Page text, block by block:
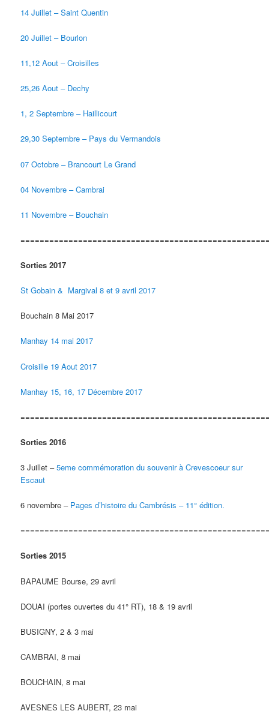
14 Juillet – Saint Quentin
20 Juillet – Bourlon
11,12 Aout – Croisilles
25,26 Aout – Dechy
1, 2 Septembre – Haillicourt
29,30 Septembre – Pays du Vermandois
07 Octobre – Brancourt Le Grand
04 Novembre – Cambrai
11 Novembre – Bouchain
Sorties 2017
St Gobain & Margival 8 et 9 avril 2017
Bouchain 8 Mai 2017
Manhay 14 mai 2017
Croisille 19 Aout 2017
Manhay 15, 16, 17 Décembre 2017
Sorties 2016
3 Juillet –5eme commémoration du souvenir à Crevescoeur sur
Escaut
6 novembre – Pages d’histoire du Cambrésis – 11° édition.
Sorties 2015
BAPAUME Bourse, 29 avril
DOUAI (portes ouvertes du 41° RT), 18 & 19 avril
BUSIGNY, 2 & 3 mai
CAMBRAI, 8 mai
BOUCHAIN, 8 mai
AVESNES LES AUBERT, 23 mai